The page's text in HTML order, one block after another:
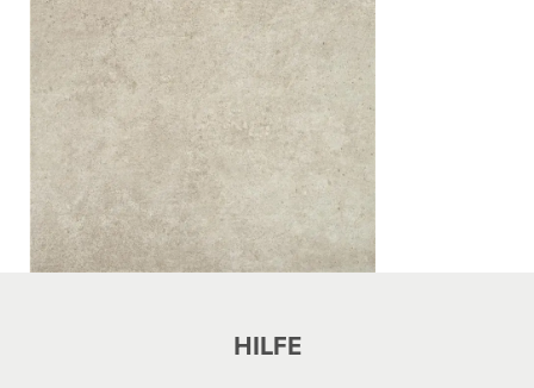
HILFE